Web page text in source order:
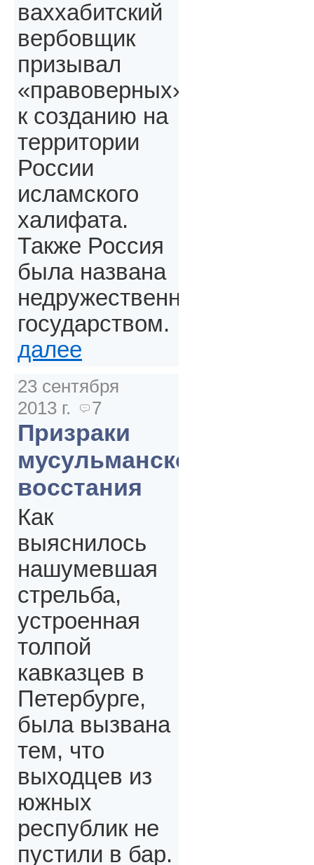
ваххабитский
вербовщик
призывал
«правоверных»,
к созданию на
территории
России
исламского
халифата.
Также Россия
была названа
недружественным
государством.
далее
23 сентября
2013 г.
7
Призраки
мусульманского
восстания
Как
выяснилось
нашумевшая
стрельба,
устроенная
толпой
кавказцев в
Петербурге,
была вызвана
тем, что
выходцев из
южных
республик не
пустили в бар.